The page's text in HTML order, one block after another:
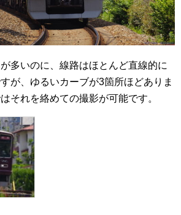
多いのに、線路はほとんど直線的に
が、ゆるいカーブが3箇所ほどありま
それを絡めての撮影が可能です。